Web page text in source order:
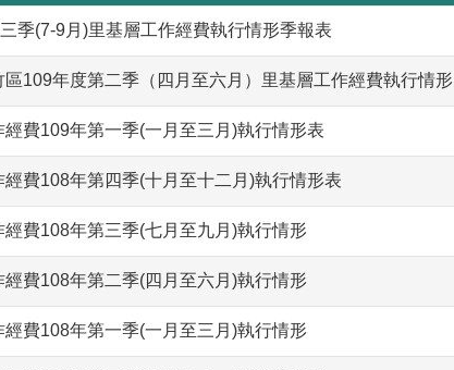
季(7-9月)里基層工作經費執行情形季報表
區109年度第二季（四月至六月）里基層工作經費執行情形
經費109年第一季(一月至三月)執行情形表
經費108年第四季(十月至十二月)執行情形表
經費108年第三季(七月至九月)執行情形
經費108年第二季(四月至六月)執行情形
經費108年第一季(一月至三月)執行情形